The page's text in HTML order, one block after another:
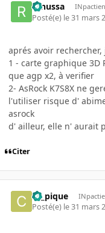
renussa INpactien
Posté(e) le 31 mars
aprés avoir
1 - carte graphique 3D
que agp x2, à verifier
2- AsRock K7S8X ne
l'utiliser risque d'
asrock
d' ailleur, elle n' aurait
Citer
ca_pique
Posté(e) le 31 mars